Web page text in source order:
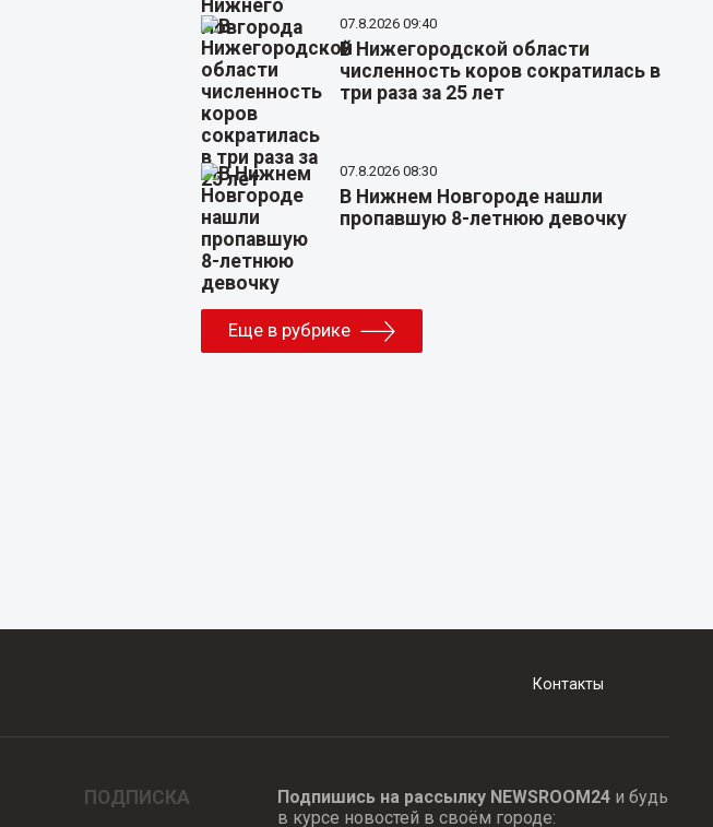
07.8.2026 09:40
В Нижегородской области
численность коров сократилась в
три раза за 25 лет
07.8.2026 08:30
В Нижнем Новгороде нашли
пропавшую 8-летнюю девочку
Еще в рубрике
Контакты
ПОДПИСКА Подпишись на рассылку NEWSROOM24и будь
в курсе новостей в своём городе: